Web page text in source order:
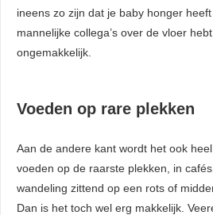
ineens zo zijn dat je baby honger
mannelijke collega’s over de vloer
ongemakkelijk.
Voeden op rare plekken
Aan de andere kant wordt het ook
voeden op de raarste plekken, in
wandeling zittend op een rots of
Dan is het toch wel erg makkelijk.